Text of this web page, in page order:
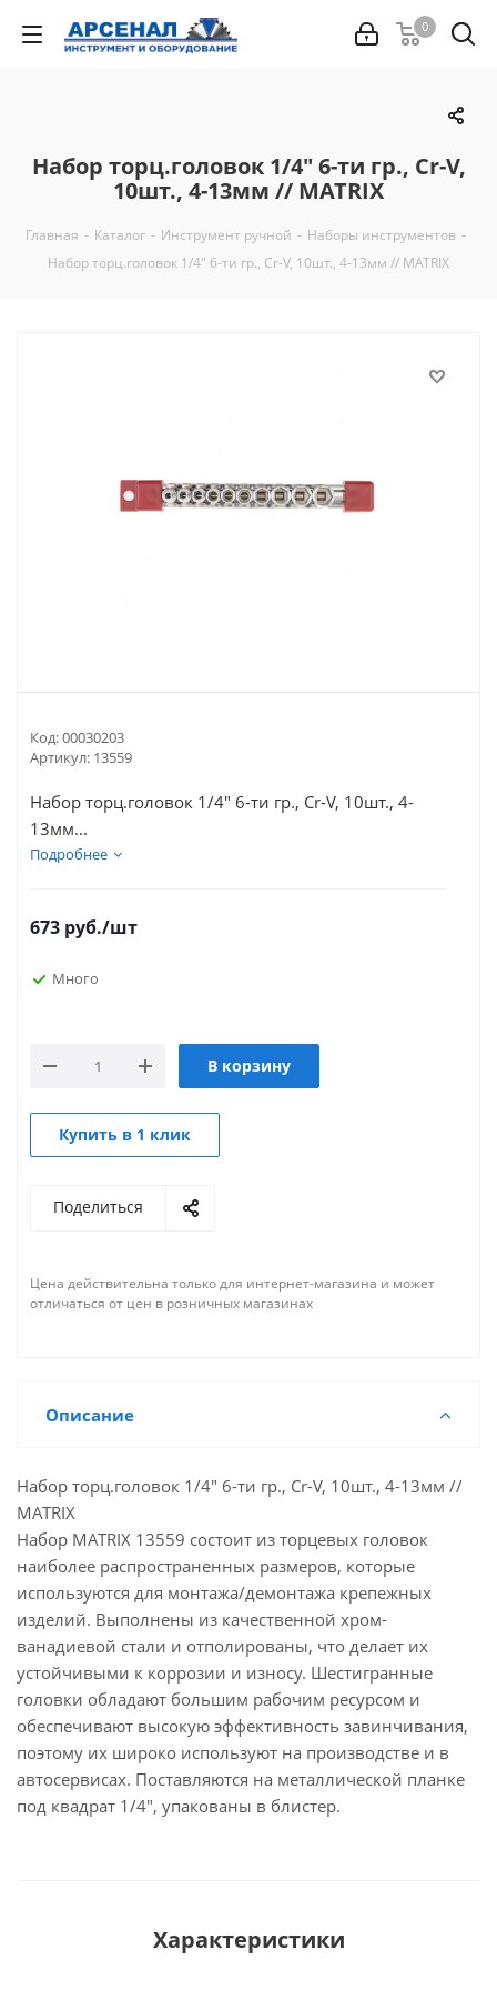
0
Набор торц.головок 1/4" 6-ти гр., Cr-V,
10шт., 4-13мм // MATRIX
Главная - Каталог - Инструмент ручной - Наборы инструментов -
Набор торц.головок 1/4" 6-ти гр., Cr-V, 10шт., 4-13мм // MATRIX
Код:00030203
Артикул: 13559
Набор торц.головок 1/4" 6-ти гр., Cr-V, 10шт., 4-
13мм...
Подробнее
673 руб./шт
Много
В корзину
Купить в 1 клик
Поделиться
Цена действительна только для интернет-магазина и может
отличаться от цен в розничных магазинах
Описание
Набор торц.головок 1/4" 6-ти гр., Cr-V, 10шт., 4-13мм //
MATRIX
Набор MATRIX 13559 состоит из торцевых головок
наиболее распространенных размеров, которые
используются для монтажа/демонтажа крепежных
изделий. Выполнены из качественной хром-
ванадиевой стали и отполированы, что делает их
устойчивыми к коррозии и износу. Шестигранные
головки обладают большим рабочим ресурсом и
обеспечивают высокую эффективность завинчивания,
поэтому их широко используют на производстве и в
автосервисах. Поставляются на металлической планке
под квадрат 1/4", упакованы в блистер.
Характеристики